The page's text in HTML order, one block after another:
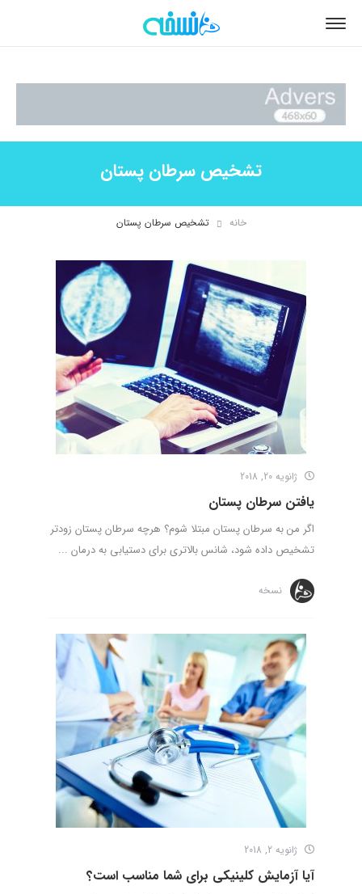
تشخیص سرطان پستان
خانه تشخیص سرطان پستان
ژانویه 20, 2018
یافتن سرطان پستان
اگر من به سرطان پستان مبتلا شوم؟ هرچه سرطان پستان زودتر
تشخیص داده شود، شانس بالاتری برای دستیابی به درمان ...
نسخه
ژانویه 2, 2018
آیا آزمایش کلینیکی برای شما مناسب است؟